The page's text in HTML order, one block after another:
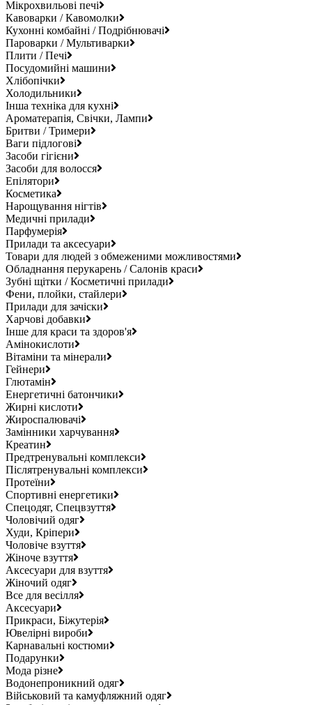
Мікрохвильові печі
Кавоварки / Кавомолки
Кухонні комбайні / Подрібнювачі
Пароварки / Мультиварки
Плити / Печі
Посудомийні машини
Хлібопічки
Холодильники
Інша техніка для кухні
Ароматерапія, Свічки, Лампи
Бритви / Тримери
Ваги підлогові
Засоби гігієни
Засоби для волосся
Епілятори
Косметика
Нарощування нігтів
Медичні прилади
Парфумерія
Прилади та аксесуари
Товари для людей з обмеженими можливостями
Обладнання перукарень / Салонів краси
Зубні щітки / Косметичні прилади
Фени, плойки, стайлери
Прилади для зачіски
Харчові добавки
Інше для краси та здоров'я
Амінокислоти
Вітаміни та мінерали
Гейнери
Глютамін
Енергетичні батончики
Жирні кислоти
Жироспалювачі
Замінники харчування
Креатин
Предтренувальні комплекси
Післятренувальні комплекси
Протеїни
Спортивні енергетики
Спецодяг, Спецвзуття
Чоловічий одяг
Худи, Кріпери
Чоловіче взуття
Жіноче взуття
Аксесуари для взуття
Жіночий одяг
Все для весілля
Аксесуари
Прикраси, Біжутерія
Ювелірні вироби
Карнавальні костюми
Подарунки
Мода різне
Водонепроникний одяг
Військовий та камуфляжний одяг